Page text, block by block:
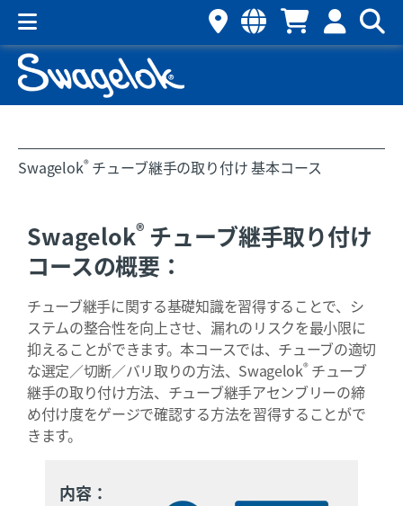
Swagelok®チューブ継手の取り付け 基本コース
Swagelok® チューブ継手取り付け
コースの概要：
チューブ継手に関する基礎知識を習得することで、シ
ステムの整合性を向上させ、漏れのリスクを最小限に
抑えることができます。本コースでは、チューブの適切
な選定／切断／バリ取りの方法、Swagelok®チューブ
継手の取り付け方法、チューブ継手アセンブリーの締
め付け度をゲージで確認する方法を習得することがで
きます。
内容：